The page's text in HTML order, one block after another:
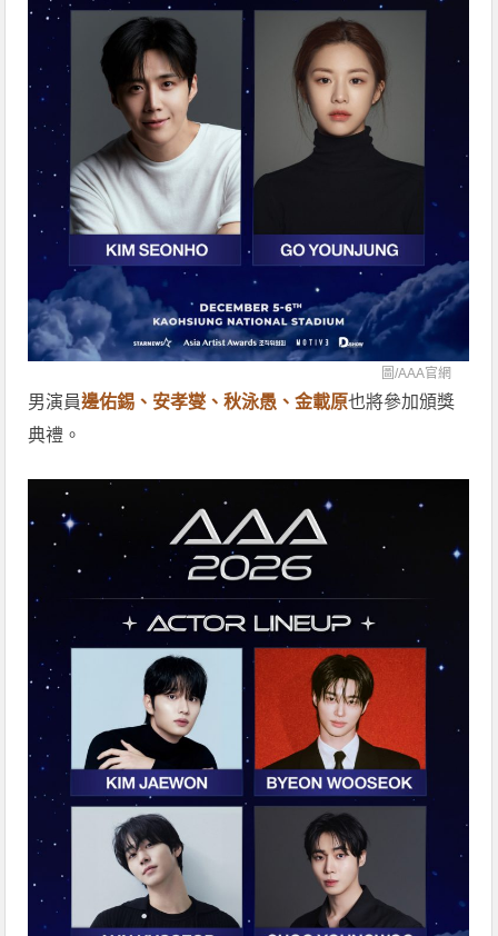
圖/AAA官網
男演員邊佑錫、安孝燮、秋泳愚、金載原也將參加頒獎
典禮。